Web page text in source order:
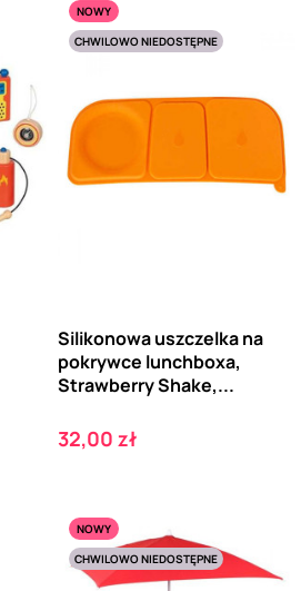
NOWY
CHWILOWO NIEDOSTĘPNE
Silikonowa uszczelka na
pokrywce lunchboxa,
Strawberry Shake,...
Cena
32,00 zł
NOWY
CHWILOWO NIEDOSTĘPNE